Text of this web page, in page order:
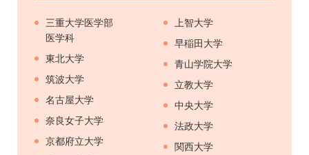
三重大学医学部
医学科
東北大学
筑波大学
名古屋大学
奈良女子大学
京都府立大学
上智大学
早稲田大学
青山学院大学
立教大学
中央大学
法政大学
関西大学